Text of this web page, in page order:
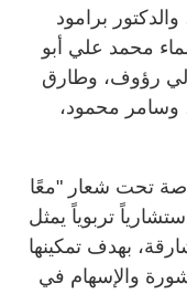
برامود
محمد علي أبو
رؤوف، وطارق
وسامر محمود،
تحت شعار "معًا
تربوياً يمثل
بهدف تمكينها
والإسهام في